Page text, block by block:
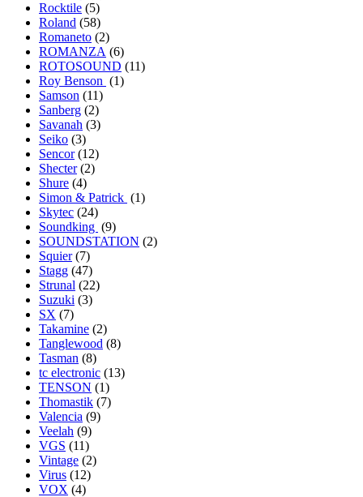
Rocktile (5)
Roland (58)
Romaneto (2)
ROMANZA (6)
ROTOSOUND (11)
Roy Benson (1)
Samson (11)
Sanberg (2)
Savanah (3)
Seiko (3)
Sencor(12)
Shecter(2)
Shure (4)
Simon & Patrick (1)
Skytec (24)
Soundking (9)
SOUNDSTATION (2)
Squier(7)
Stagg (47)
Strunal (22)
Suzuki (3)
SX (7)
Takamine (2)
Tanglewood (8)
Tasman (8)
tc electronic (13)
TENSON (1)
Thomastik (7)
Valencia (9)
Veelah (9)
VGS (11)
Vintage (2)
Virus (12)
VOX (4)